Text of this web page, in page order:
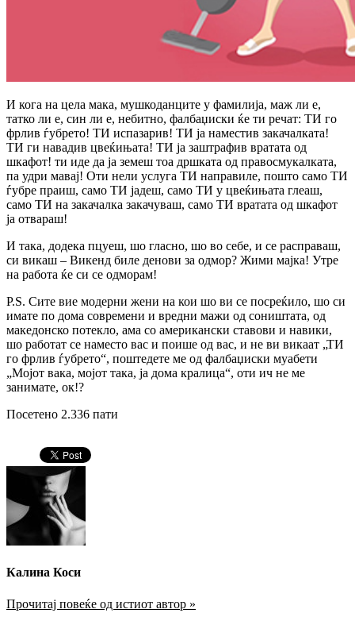
И кога на цела мака, мушкоданците у фамилија, маж ли е,
татко ли е, син ли е, небитно, фалбаџиски ќе ти речат: ТИ го
фрлив ѓубрето! ТИ испазарив! ТИ ја наместив закачалката!
ТИ ги навадив цвеќињата! ТИ ја заштрафив вратата од
шкафот! ти иде да ја земеш тоа дршката од правосмукалката,
па удри мавај! Оти нели услуга ТИ направиле, пошто само ТИ
ѓубре праиш, само ТИ јадеш, само ТИ у цвеќињата глеаш,
само ТИ на закачалка закачуваш, само ТИ вратата од шкафот
ја отвараш!
И така, додека пцуеш, шо гласно, шо во себе, и се расправаш,
си викаш – Викенд биле денови за одмор? Жими мајка! Утре
на работа ќе си се одморам!
P.S. Сите вие модерни жени на кои шо ви се посреќило, шо си
имате по дома современи и вредни мажи од соништата, од
македонско потекло, ама со американски ставови и навики,
шо работат се наместо вас и поише од вас, и не ви викаат „ТИ
го фрлив ѓубрето“, поштедете ме од фалбаџиски муабети
„Мојот вака, мојот така, ја дома кралица“, оти ич не ме
занимате, ок!?
Посетено 2.336 пати
Калина Коси
Прочитај повеќе од истиот автор »